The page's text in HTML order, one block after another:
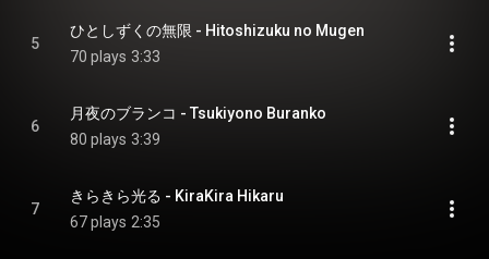
5
ひとしずくの無限 - Hitoshizuku no Mugen
70 plays 3:33
6
月夜のブランコ - Tsukiyono Buranko
80 plays 3:39
7
きらきら光る - KiraKira Hikaru
67 plays 2:35